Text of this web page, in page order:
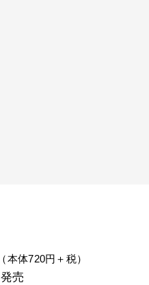
（本体720円＋税）
発売